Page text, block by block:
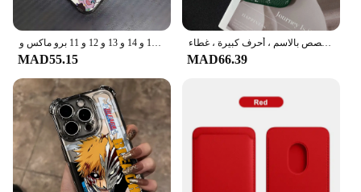
MAD55.15
جراب جلد مخصص بالاسم ، أحرف كبيرة ، غطاء Kafr لـ iPhone 16 ، 14 ، 13 ، 12 ، 11 Pro Max ، 15 Pro Max
MAD66.39